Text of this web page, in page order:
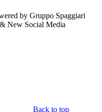
by Gruppo Spaggiari
New Social Media
Back to top